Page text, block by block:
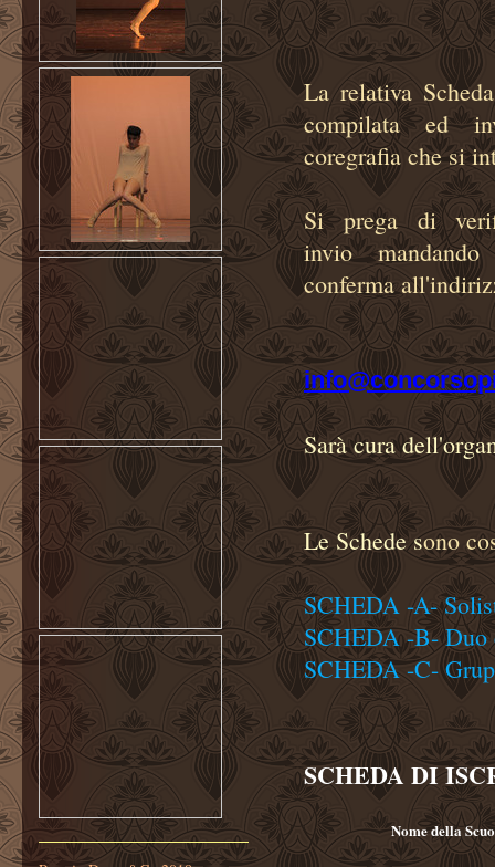
La relativa
compilata ed
coregrafia che si
Si prega di
invio
conferma
Sarà cura
Le Schede sono
SCHEDA -A-
SCHEDA -B- Duo
SCHEDA -C-
SCHEDA DI
Nome della